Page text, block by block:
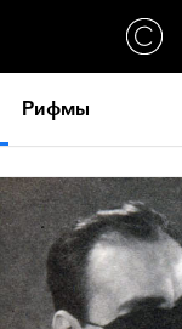
Рифмы